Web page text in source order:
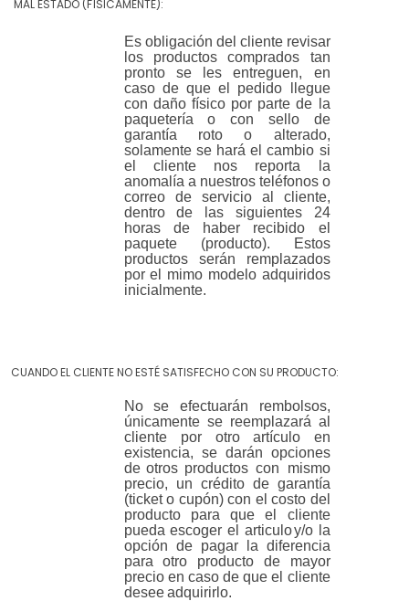
MAL ESTADO (FÍSICAMENTE):
Es obligación del cliente revisar
los
productos comprados
tan
pronto se les entreguen, en
caso de que el pedido llegue
con daño físico por parte de la
paquetería o con sello de
garantía roto o alterado,
solamente se hará el cambio si
el cliente nos reporta la
anomalía a nuestros teléfonos o
correo de servicio al cliente,
dentro de las siguientes 24
horas de haber recibido el
paquete (producto). Estos
productos serán remplazados
por el mimo modelo adquiridos
inicialmente.
CUANDO EL CLIENTE NO ESTÉ SATISFECHO CON SU PRODUCTO:
No se efectuarán rembolsos,
únicamente se reemplazará al
cliente por
otro artículo
en
existencia, se darán opciones
de otros productos con mismo
precio, un crédito de garantía
(ticket o cupón) con el costo del
producto para que el cliente
pueda escoger el articuloy/o la
opción de pagar la diferencia
para
otro producto de
mayor
precio en caso de que el cliente
desee adquirirlo.